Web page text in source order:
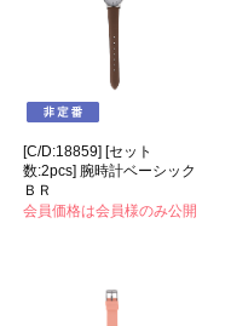
[C/D:18859] [セット
数:2pcs] 腕時計ベーシック
ＢＲ
会員価格は会員様のみ公開